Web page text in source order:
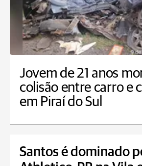
Jovem de 21 anos
colisão entre carro e
em Piraí do Sul
Santos é dominado